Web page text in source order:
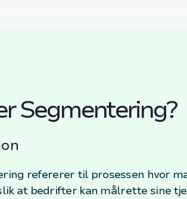
Segmentering?
refererer til prosessen hvor
at bedrifter kan målrette sine